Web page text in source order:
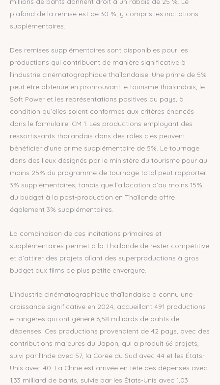
plafond de la remise est de 30 %, y compris les incitations
supplémentaires.
Des remises supplémentaires sont disponibles pour les
productions qui contribuent de manière significative à
l’industrie cinématographique thaïlandaise. Une prime de 5%
peut être obtenue en promouvant le tourisme thaïlandais, le
Soft Power et les représentations positives du pays, à
condition qu’elles soient conformes aux critères énoncés
dans le formulaire ICM 1. Les productions employant des
ressortissants thaïlandais dans des rôles clés peuvent
bénéficier d’une prime supplémentaire de 5%. Le tournage
dans des lieux désignés par le ministère du tourisme pour au
moins 25% du programme de tournage total peut rapporter
3% supplémentaires, tandis que l’allocation d’au moins 15%
du budget à la post-production en Thaïlande offre
également 3% supplémentaires.
La combinaison de ces incitations primaires et
supplémentaires permet à la Thaïlande de rester compétitive
et d’attirer des projets allant des superproductions à gros
budget aux films de plus petite envergure.
L’industrie cinématographique thaïlandaise a connu une
croissance significative en 2024, accueillant 491 productions
étrangères qui ont généré 6,58 milliards de bahts de
dépenses. Ces productions provenaient de 42 pays, avec des
contributions majeures du Japon, qui a produit 66 projets,
suivi par l’Inde avec 57, la Corée du Sud avec 44 et les États-
Unis avec 40. La Chine est arrivée en tête des dépenses avec
1,33 milliard de bahts, suivie par les États-Unis avec 1,03